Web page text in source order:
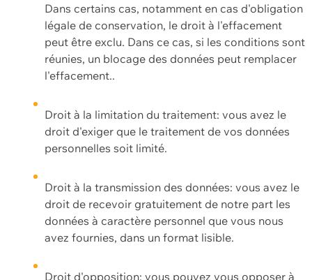
Dans certains cas, notamment en cas d'obligation
légale de conservation, le droit à l'effacement
peut être exclu. Dans ce cas, si les conditions sont
réunies, un blocage des données peut remplacer
l'effacement..
Droit à la limitation du traitement: vous avez le
droit d'exiger que le traitement de vos données
personnelles soit limité.
Droit à la transmission des données: vous avez le
droit de recevoir gratuitement de notre part les
données à caractère personnel que vous nous
avez fournies, dans un format lisible.
Droit d'opposition: vous pouvez vous opposer à